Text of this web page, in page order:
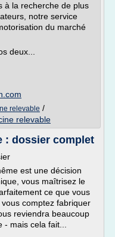
à la recherche de plus
notre service
du marché
deux...
relevable /
relevable
: dossier complet
est une décision
vous maîtrisez le
ce que vous
comptez fabriquer
reviendra beaucoup
mais cela fait...